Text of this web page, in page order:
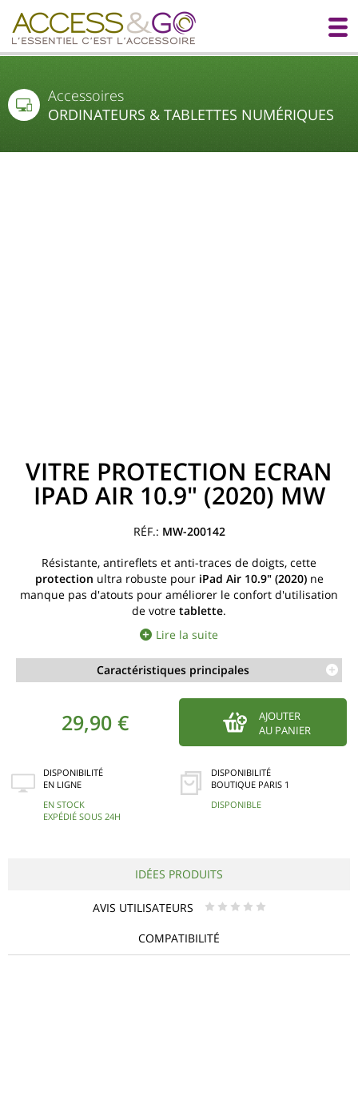
Accessoires
ORDINATEURS & TABLETTES NUMÉRIQUES
VITRE PROTECTION ECRAN
IPAD AIR 10.9" (2020) MW
MW-200142
Résistante, antireflets et anti-traces de doigts, cette
protection ultra robuste pour iPad Air 10.9" (2020)ne
manque pas d'atouts pour améliorer le confort d'utilisation
de votre tablette.
Lire la suite
Caractéristiques principales
29,90 €
AJOUTER
AU PANIER
DISPONIBILITÉ
EN LIGNE
EN STOCK
EXPÉDIÉ SOUS 24H
DISPONIBILITÉ
BOUTIQUE PARIS 1
DISPONIBLE
IDÉES PRODUITS
AVIS UTILISATEURS * * * * *
COMPATIBILITÉ